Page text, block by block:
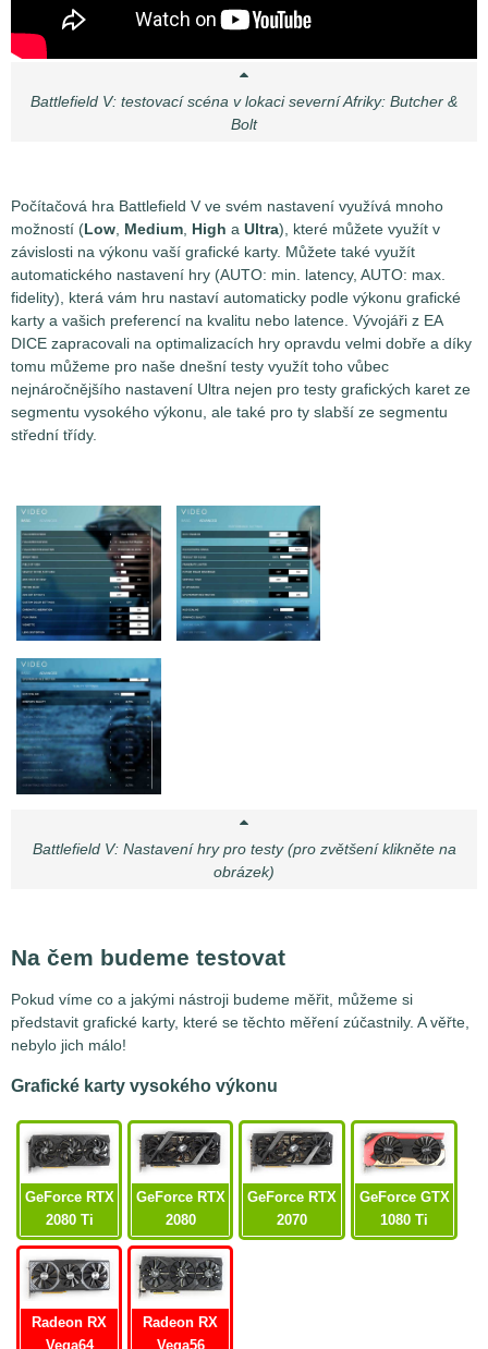
Battlefield V: testovací scéna v lokaci severní Afriky: Butcher &
Bolt
Počítačová hra Battlefield V ve svém nastavení využívá mnoho
možností (Low Medium High a Ultra), které můžete využít v
závislosti na výkonu vaší grafické karty. Můžete také využít
automatického nastavení hry (AUTO: min. latency, AUTO: max.
fidelity), která vám hru nastaví automaticky podle výkonu grafické
karty a vašich preferencí na kvalitu nebo latence. Vývojáři z EA
DICE zapracovali na optimalizacích hry opravdu velmi dobře a díky
tomu můžeme pro naše dnešní testy využít toho vůbec
nejnáročnějšího nastavení Ultra nejen pro testy grafických karet ze
segmentu vysokého výkonu, ale také pro ty slabší ze segmentu
střední třídy.
Battlefield V: Nastavení hry pro testy (pro zvětšení klikněte na
obrázek)
Na čem budeme testovat
Pokud víme co a jakými nástroji budeme měřit, můžeme si
představit grafické karty, které se těchto měření zúčastnily. A věřte,
nebylo jich málo!
Grafické karty vysokého výkonu
GeForce RTX
2080 Ti
GeForce RTX
2080
GeForce RTX
2070
GeForce GTX
1080 Ti
Radeon RX
Vega64
Radeon RX
Vega56